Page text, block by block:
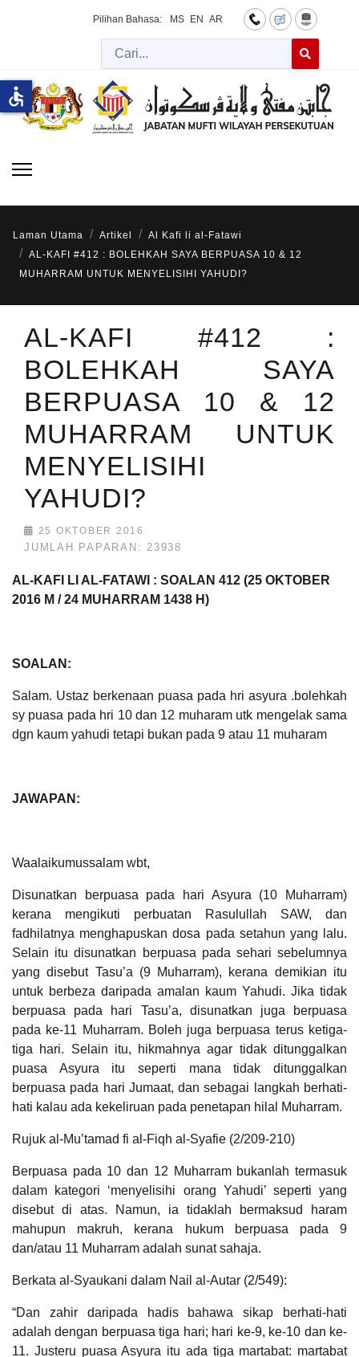
Pilihan Bahasa: MS EN AR
Cari
Laman Utama Artikel
Al Kafi li al-Fatawi
AL-KAFI #412 : BOLEHKAH SAYA BERPUASA 10 & 12
MUHARRAM UNTUK MENYELISIHI YAHUDI?
AL-KAFI #412 :
BOLEHKAH SAYA
BERPUASA 10 & 12
MUHARRAM UNTUK
MENYELISIHI
YAHUDI?
25 OKTOBER 2016
JUMLAH PAPARAN: 23938
AL-KAFI LI AL-FATAWI : SOALAN 412 (25 OKTOBER
2016 M / 24 MUHARRAM 1438 H)
SOALAN:
Salam. Ustaz berkenaan puasa pada hri asyura .bolehkah
sy puasa pada hri 10 dan 12 muharam utk mengelak sama
dgn kaum yahudi tetapi bukan pada 9 atau 11 muharam
JAWAPAN:
Waalaikumussalam wbt,
Disunatkan berpuasa pada hari Asyura (10 Muharram)
kerana mengikuti perbuatan Rasulullah SAW, dan
fadhilatnya menghapuskan dosa pada setahun yang lalu.
Selain itu disunatkan berpuasa pada sehari sebelumnya
yang disebut Tasu’a (9 Muharram), kerana demikian itu
untuk berbeza daripada amalan kaum Yahudi. Jika tidak
berpuasa pada hari Tasu’a, disunatkan juga berpuasa
pada ke-11 Muharram. Boleh juga berpuasa terus ketiga-
tiga hari. Selain itu, hikmahnya agar tidak ditunggalkan
puasa Asyura itu seperti mana tidak ditunggalkan
berpuasa pada hari Jumaat, dan sebagai langkah berhati-
hati kalau ada kekeliruan pada penetapan hilal Muharram.
Rujuk al-Mu’tamad fi al-Fiqh al-Syafie (2/209-210)
Berpuasa pada 10 dan 12 Muharram bukanlah termasuk
dalam kategori ‘menyelisihi orang Yahudi’ seperti yang
disebut di atas. Namun, ia tidaklah bermaksud haram
mahupun makruh, kerana hukum berpuasa pada 9
dan/atau 11 Muharram adalah sunat sahaja.
Berkata al-Syaukani dalam Nail al-Autar (2/549):
“Dan zahir daripada hadis bahawa sikap berhati-hati
adalah dengan berpuasa tiga hari; hari ke-9, ke-10 dan ke-
11. Justeru puasa Asyura itu ada tiga martabat: martabat
accessible